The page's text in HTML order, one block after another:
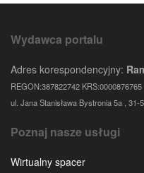
Wydawca portalu
Adres korespondencyjny:
REGON:387822742 KRS:0000876765
ul. Jana Stanisława Bystronia 5a , 31-
Poznaj nasze usługi
Wirtualny spacer